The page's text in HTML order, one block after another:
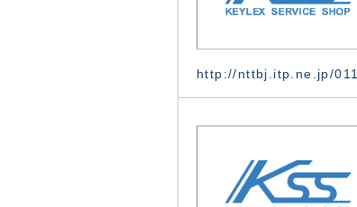
http://nttbj.itp.ne.jp/